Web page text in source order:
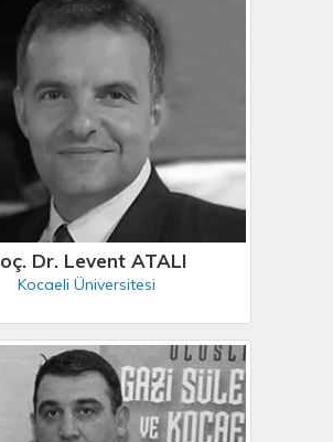
Dr. Levent ATALI
Kocaeli Üniversitesi